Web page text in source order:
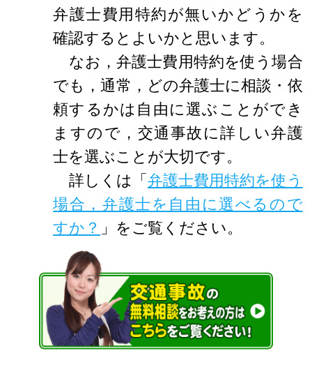
弁護士費用特約が無いかどうかを
確認するとよいかと思います。
なお，弁護士費用特約を使う場合
でも，通常，どの弁護士に相談・依
頼するかは自由に選ぶことができ
ますので，交通事故に詳しい弁護
士を選ぶことが大切です。
詳しくは「弁護士費用特約を使う
場合，弁護士を自由に選べるので
すか？ 」をご覧ください。